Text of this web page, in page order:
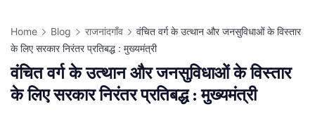
Home Blog राजनांदगाँव
वंचित वर्ग के उत्थान और जनसुविधाओं के विस्तार
के लिए सरकार निरंतर प्रतिबद्ध : मुख्यमंत्री
वंचित वर्ग के उत्थान और जनसुविधाओं के विस्तार
के लिए सरकार निरंतर प्रतिबद्ध : मुख्यमंत्री